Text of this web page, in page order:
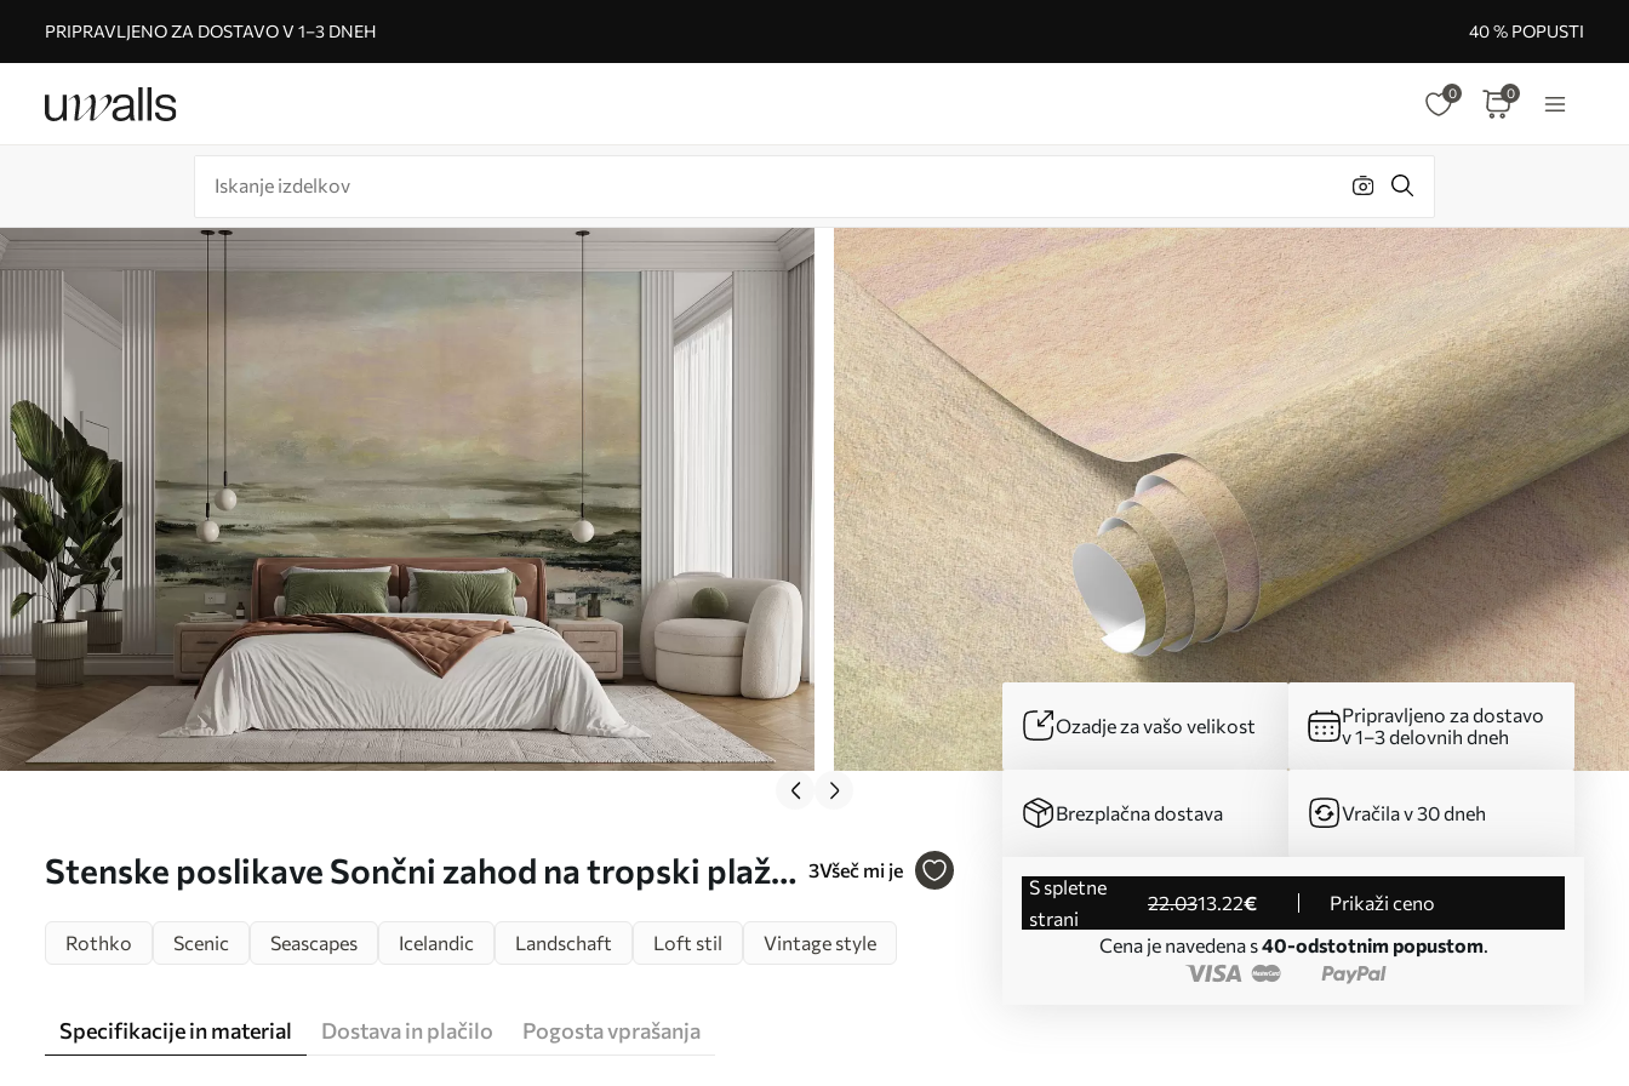
PRIPRAVLJENO ZA DOSTAVO V 1–3 DNEH 40 % POPUSTI
0 0
Stenske poslikave Sončni zahod na tropski plaži
3Všeč mi je
Ozadje za vašo velikost
Pripravljeno za dostavo
v 1–3 delovnih dneh
Brezplačna dostava Vračila v 30 dneh
s spletne
strani
22.0313.22€
Prikaži ceno
Cena je navedena s40-odstotnim popustom.
Rothko Scenic Seascapes Icelandic Landschaft Loft stil Vintage style
Specifikacije in material Dostava in plačilo Pogosta vprašanja